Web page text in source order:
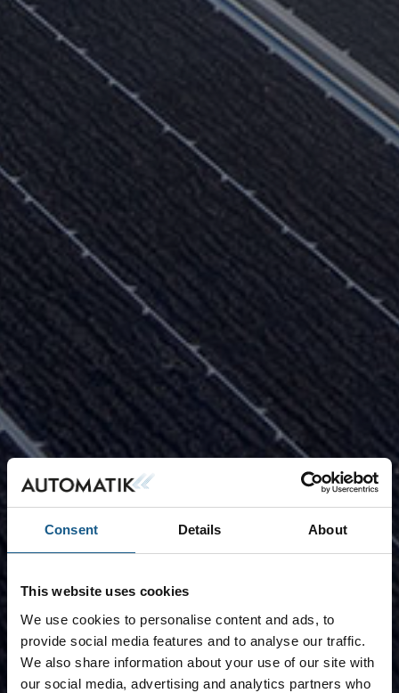
Consent Details About
This website uses cookies
We use cookies to personalise content and ads, to
provide social media features and to analyse our traffic.
We also share information about your use of our site with
our social media, advertising and analytics partners who